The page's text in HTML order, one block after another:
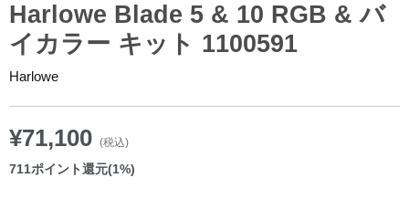
Harlowe Blade 5 & 10 RGB & バ
イカラー キット 1100591
Harlowe
¥71,100 (税込)
711ポイント還元(1%)